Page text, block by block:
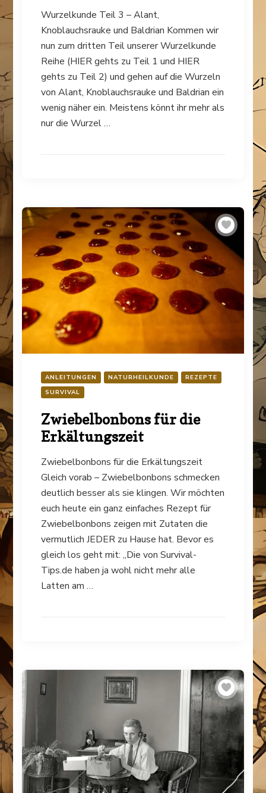
Wurzelkunde Teil 3 – Alant,
Knoblauchsrauke und Baldrian Kommen wir
nun zum dritten Teil unserer Wurzelkunde
Reihe (HIER gehts zu Teil 1 und HIER
gehts zu Teil 2) und gehen auf die Wurzeln
von Alant, Knoblauchsrauke und Baldrian ein
wenig näher ein. Meistens könnt ihr mehr als
nur die Wurzel …
ANLEITUNGEN NATURHEILKUNDE
REZEPTE
SURVIVAL
Zwiebelbonbons für die
Erkältungszeit
Zwiebelbonbons für die Erkältungszeit
Gleich vorab – Zwiebelbonbons schmecken
deutlich besser als sie klingen. Wir möchten
euch heute ein ganz einfaches Rezept für
Zwiebelbonbons zeigen mit Zutaten die
vermutlich JEDER zu Hause hat. Bevor es
gleich los geht mit: „Die von Survival-
Tips.de haben ja wohl nicht mehr alle
Latten am …